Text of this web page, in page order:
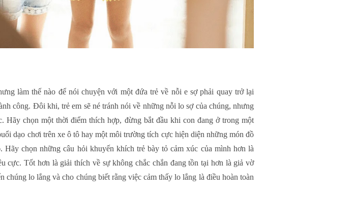
làm thế nào để nói chuyện với một đứa trẻ về nỗi e sợ phải quay trở lại
công. Đôi khi, trẻ em sẽ né tránh nói về những nỗi lo sợ của chúng, nhưng
chọn một thời điểm thích hợp, đừng bắt đầu khi con đang ở trong một
dạo chơi trên xe ô tô hay một môi trường tích cực hiện diện những món đồ
chọn những câu hỏi khuyến khích trẻ bày tỏ cảm xúc của mình hơn là
cực. Tốt hơn là giải thích về sự không chắc chắn đang tồn tại hơn là giả vờ
lo lắng và cho chúng biết rằng việc cảm thấy lo lắng là điều hoàn toàn